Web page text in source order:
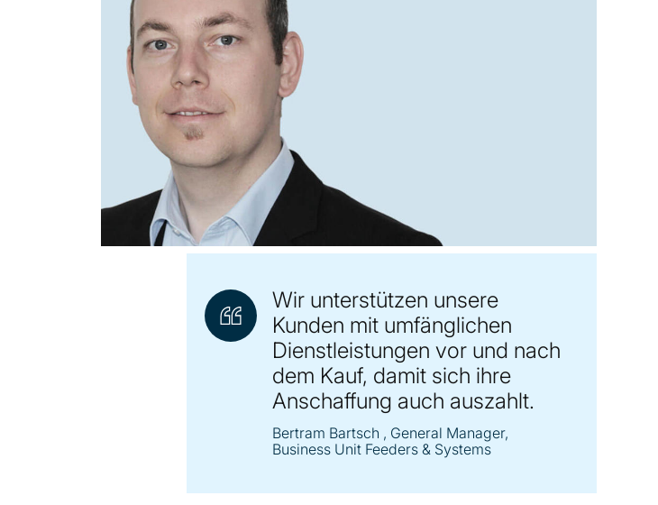
Wir unterstützen unsere
Kunden mit umfänglichen
Dienstleistungen vor und nach
dem Kauf, damit sich ihre
Anschaffung auch auszahlt.
Bertram Bartsch , General Manager,
Business Unit Feeders & Systems